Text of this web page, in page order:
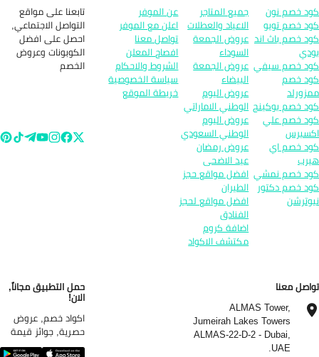
خصم نون
خصم تويو
خصم باث اند
خصم سيفي
خصم
خصم بوكينج
خصم علي
خصم اي
خصم نمشي
خصم دكتور
جميع المتاجر
الاعياد والعطلات
عروض الجمعة
السوداء
عروض الجمعة
البيضاء
عروض اليوم
الوطني الاماراتي
عروض اليوم
الوطني السعودي
عروض رمضان
عيد الاضحى
افضل مواقع حجز
الطيران
افضل مواقع لحجز
الفنادق
اضافة كروم
مكتشف الاكواد
عن الموفر
اعلن مع الموفر
تواصل معنا
افصاح المعلن
الشروط والاحكام
سياسة الخصوصية
خريطة الموقع
تابعنا على مواقع
التواصل الاجتماعي,
احصل على افضل
الكوبونات وعروض
الخصم
معنا
ALMAS Tower,
Jumeirah Lakes Towers
ALMAS-22-D-2 - Dubai,
UAE.
حمل التطبيق مجاناً,
الان!
اكواد خصم, عروض
حصرية, جوائز قيمة